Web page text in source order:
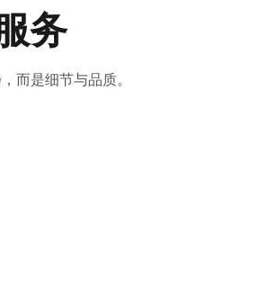
务
而是细节与品质。